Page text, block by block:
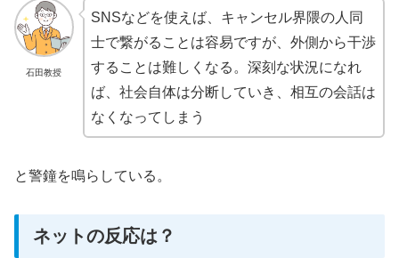
石田教授
SNSなどを使えば、キャンセル界隈の人同
士で繋がることは容易ですが、外側から干渉
することは難しくなる。深刻な状況になれ
ば、社会自体は分断していき、相互の会話は
なくなってしまう
と警鐘を鳴らしている。
ネットの反応は？